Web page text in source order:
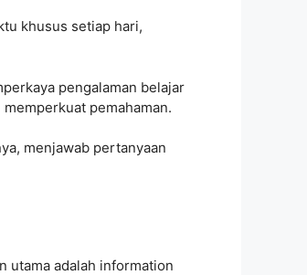
khusus setiap hari,
pengalaman belajar
pemahaman.
menjawab pertanyaan
utama adalah information